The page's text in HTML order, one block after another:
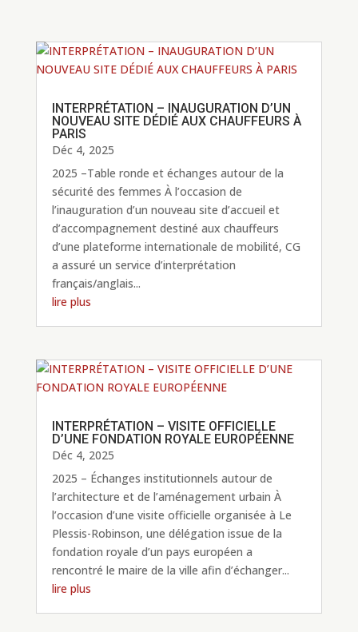
INTERPRÉTATION – INAUGURATION D’UN
NOUVEAU SITE DÉDIÉ AUX CHAUFFEURS À
PARIS
Déc 4, 2025
2025 –Table ronde et échanges autour de la
sécurité des femmes À l’occasion de
l’inauguration d’un nouveau site d’accueil et
d’accompagnement destiné aux chauffeurs
d’une plateforme internationale de mobilité, CG
a assuré un service d’interprétation
français/anglais...
lire plus
INTERPRÉTATION – VISITE OFFICIELLE
D’UNE FONDATION ROYALE EUROPÉENNE
Déc 4, 2025
2025 – Échanges institutionnels autour de
l’architecture et de l’aménagement urbain À
l’occasion d’une visite officielle organisée à Le
Plessis-Robinson, une délégation issue de la
fondation royale d’un pays européen a
rencontré le maire de la ville afin d’échanger...
lire plus